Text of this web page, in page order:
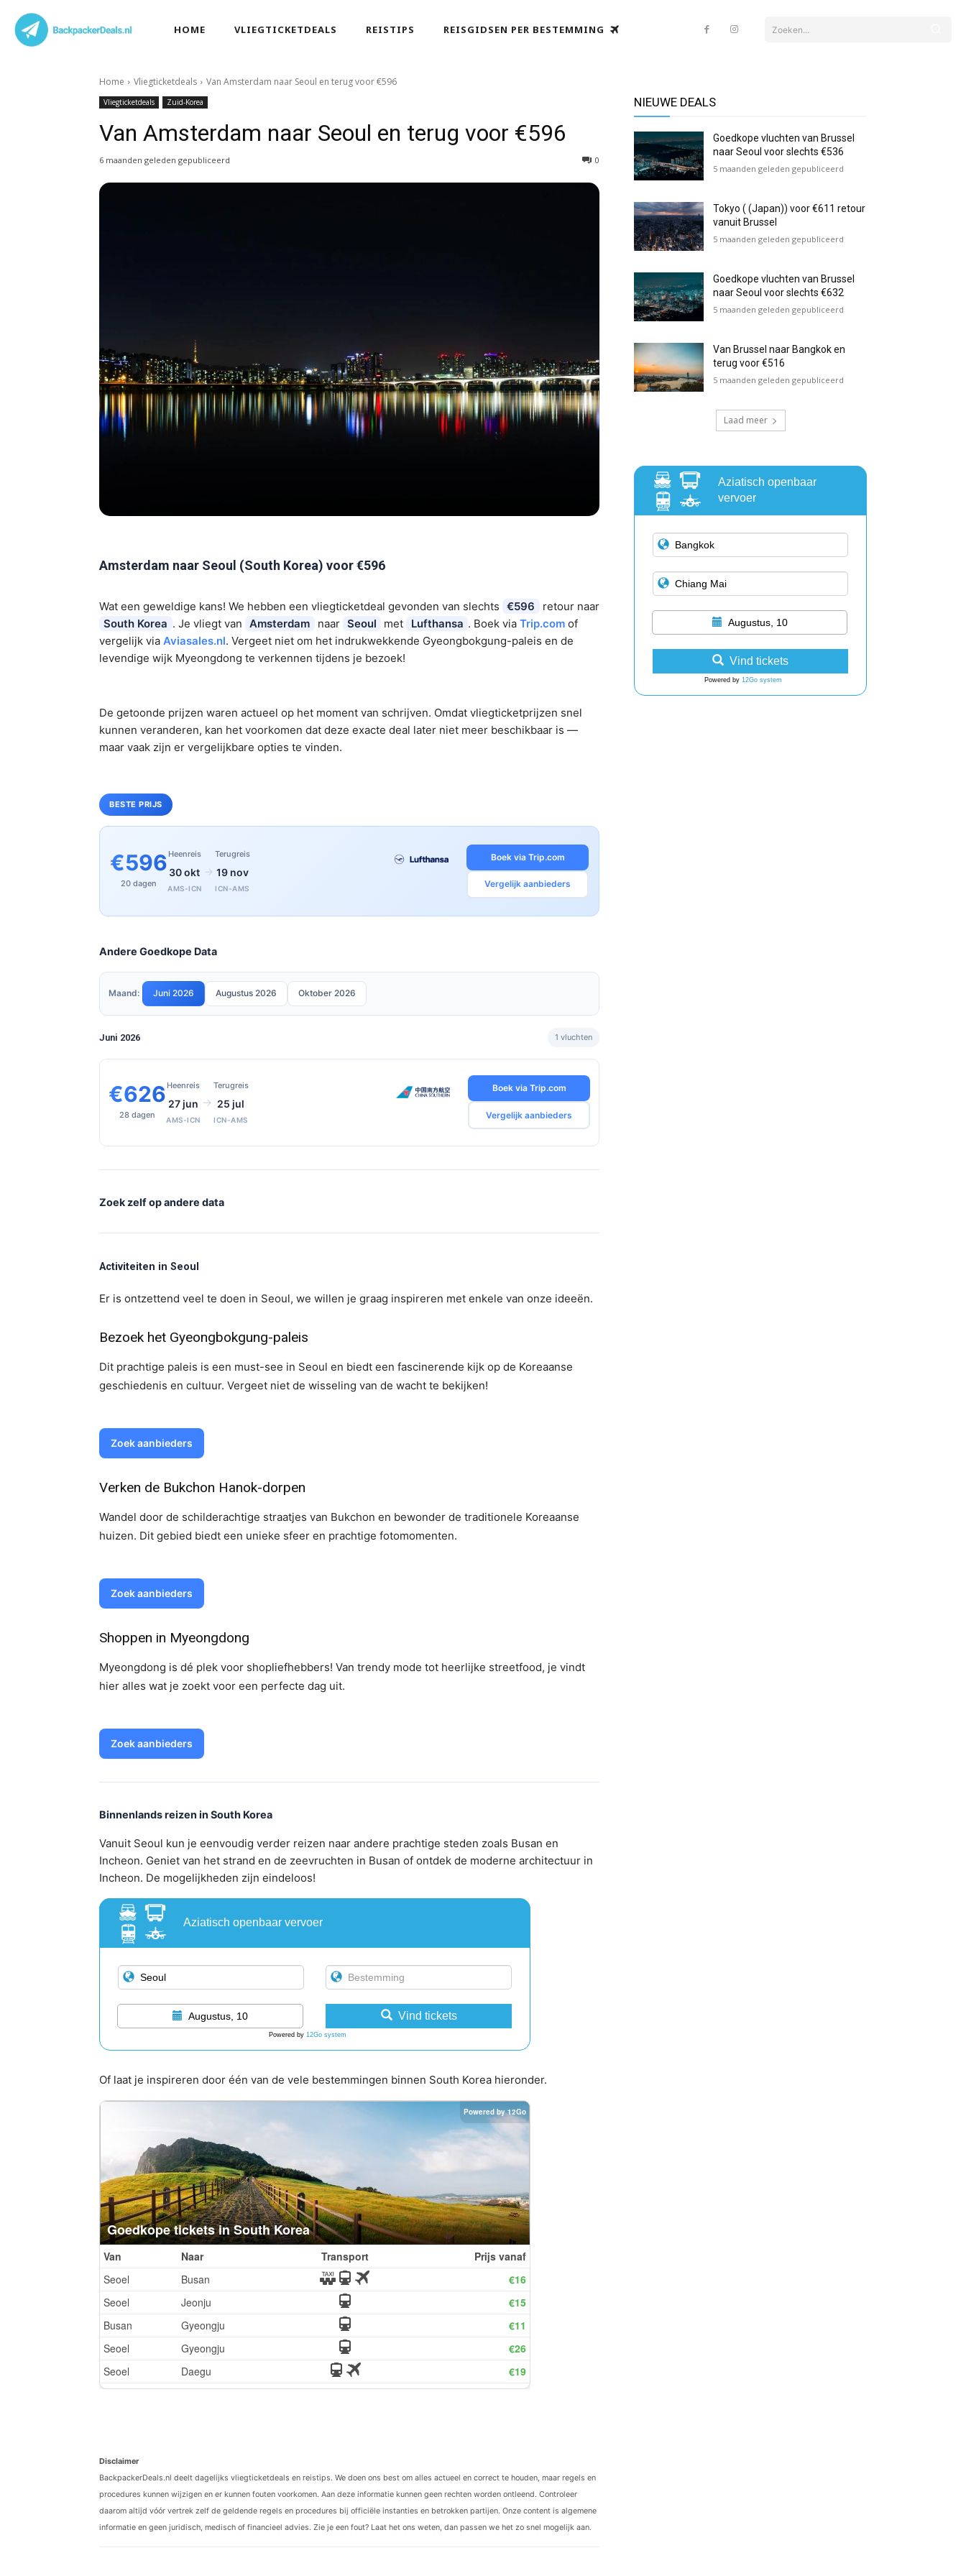
HOME VLIEGTICKETDEALS REISTIPS REISGIDSEN PER BESTEMMING Zoeken...
Home Vliegticketdeals Van Amsterdam naar Seoul en terug voor €596
Vliegticketdeals Zuid-Korea
Van Amsterdam naar Seoul en terug voor €596
6 maanden geleden gepubliceerd 0
Amsterdam naar Seoul (South Korea) voor €596
Wat een geweldige kans! We hebben een vliegticketdeal gevonden van slechts €596
retour naar
South Korea . Je vliegt van Amsterdam naar Seoul met Lufthansa . Boek viaTrip.com of
vergelijk via Aviasales.nl. Vergeet niet om het indrukwekkende Gyeongbokgung-paleis en de
levendige wijk Myeongdong te verkennen tijdens je bezoek!
De getoonde prijzen waren actueel op het moment van schrijven. Omdat vliegticketprijzen snel
kunnen veranderen, kan het voorkomen dat deze exacte deal later niet meer beschikbaar is —
maar vaak zijn er vergelijkbare opties te vinden.
BESTE PRIJS
€596
20 dagen
Heenreis
30 okt
AMS-ICN
→
Terugreis
19 nov
ICN-AMS
Boek via Trip.com
Vergelijk aanbieders
Andere Goedkope Data
Maand: Juni 2026 Augustus 2026 Oktober 2026
Juni 2026 1 vluchten
€626
28 dagen
Heenreis
27 jun
AMS-ICN
→
Terugreis
25 jul
ICN-AMS
Boek via Trip.com
Vergelijk aanbieders
Zoek zelf op andere data
Activiteiten in Seoul
Er is ontzettend veel te doen in Seoul, we willen je graag inspireren met enkele van onze ideeën.
Bezoek het Gyeongbokgung-paleis
Dit prachtige paleis is een must-see in Seoul en biedt een fascinerende kijk op de Koreaanse
geschiedenis en cultuur. Vergeet niet de wisseling van de wacht te bekijken!
Zoek aanbieders
Verken de Bukchon Hanok-dorpen
Wandel door de schilderachtige straatjes van Bukchon en bewonder de traditionele Koreaanse
huizen. Dit gebied biedt een unieke sfeer en prachtige fotomomenten.
Zoek aanbieders
Shoppen in Myeongdong
Myeongdong is dé plek voor shopliefhebbers! Van trendy mode tot heerlijke streetfood, je vindt
hier alles wat je zoekt voor een perfecte dag uit.
Zoek aanbieders
Binnenlands reizen in South Korea
Vanuit Seoul kun je eenvoudig verder reizen naar andere prachtige steden zoals Busan en
Incheon. Geniet van het strand en de zeevruchten in Busan of ontdek de moderne architectuur in
Incheon. De mogelijkheden zijn eindeloos!
Aziatisch openbaar vervoer
Augustus, 10 Vind tickets
Powered by 12Go system
Of laat je inspireren door één van de vele bestemmingen binnen South Korea hieronder.
Disclaimer
BackpackerDeals.nl deelt dagelijks vliegticketdeals en reistips. We doen ons best om alles actueel en correct te houden, maar regels en
procedures kunnen wijzigen en er kunnen fouten voorkomen. Aan deze informatie kunnen geen rechten worden ontleend. Controleer
daarom altijd vóór vertrek zelf de geldende regels en procedures bij officiële instanties en betrokken partijen. Onze content is algemene
informatie en geen juridisch, medisch of financieel advies. Zie je een fout? Laat het ons weten, dan passen we het zo snel mogelijk aan.
NIEUWE DEALS
Goedkope vluchten van Brussel
naar Seoul voor slechts €536
5 maanden geleden gepubliceerd
Tokyo ( (Japan)) voor €611 retour
vanuit Brussel
5 maanden geleden gepubliceerd
Goedkope vluchten van Brussel
naar Seoul voor slechts €632
5 maanden geleden gepubliceerd
Van Brussel naar Bangkok en
terug voor €516
5 maanden geleden gepubliceerd
Laad meer
Aziatisch openbaar
vervoer
Augustus, 10
Vind tickets
Powered by 12Go system